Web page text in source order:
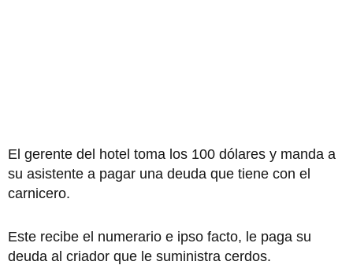
El gerente del hotel toma los 100 dólares y manda a
su asistente a pagar una deuda que tiene con el
carnicero.
Este recibe el numerario e ipso facto, le paga su
deuda al criador que le suministra cerdos.